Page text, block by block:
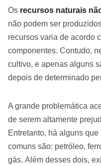
Os recursos naturais
não podem ser
recursos varia de acordo
componentes. Contudo,
cultivo, e apenas alguns
depois de determinado
A grande problemática
de serem altamente
Entretanto, há alguns
comuns são: petróleo,
gás. Além desses dois,